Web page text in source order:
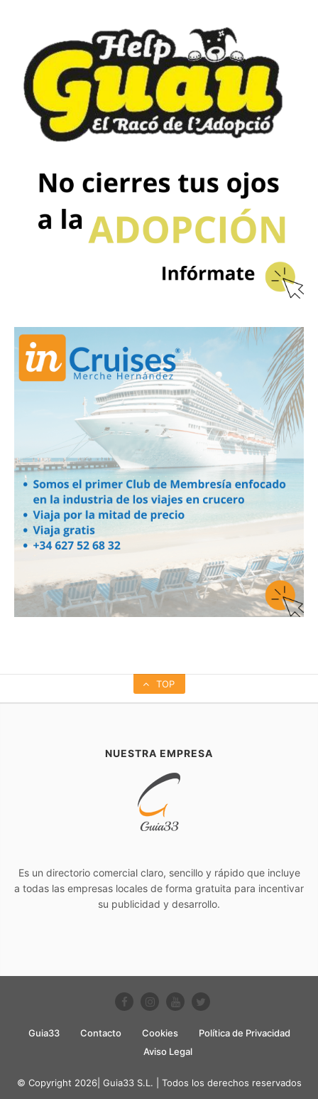
TOP
NUESTRA EMPRESA
Es un directorio comercial claro, sencillo y rápido que incluye
a todas las empresas locales de forma gratuita para incentivar
su publicidad y desarrollo.
Guia33 Contacto Cookies
Política de Privacidad
Aviso Legal
© Copyright 2026| Guia33 S.L. | Todos los derechos reservados